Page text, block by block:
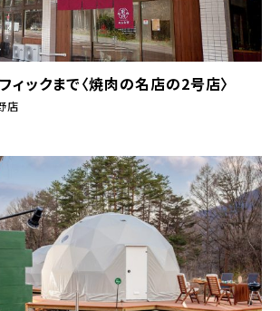
ィックまで〈焼肉の名店の2号店〉
店